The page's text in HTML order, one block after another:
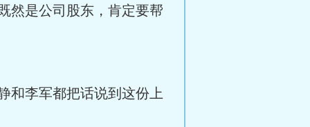
然是公司股东，肯定要帮
和李军都把话说到这份上